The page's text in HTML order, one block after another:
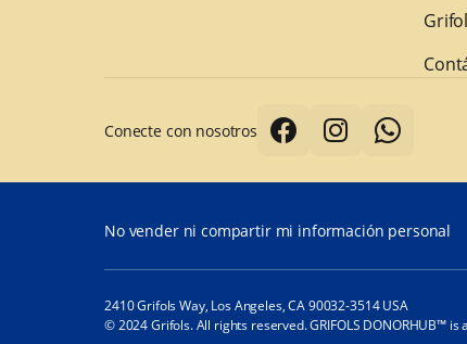
Conecte con nosotros
No vender ni compartir mi información personal
2410 Grifols Way, Los Angeles, CA 90032-3514 USA
© 2024 Grifols. All rights reserved. GRIFOLS DONORHUB™ is